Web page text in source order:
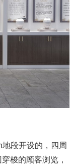
段开设的，四周
梭的顾客浏览，